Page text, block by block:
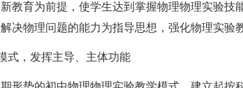
教育为前提，使学生达到掌握物理物理实验技
决物理问题的能力为指导思想，强化物理实验
式，发挥主导、主体功能